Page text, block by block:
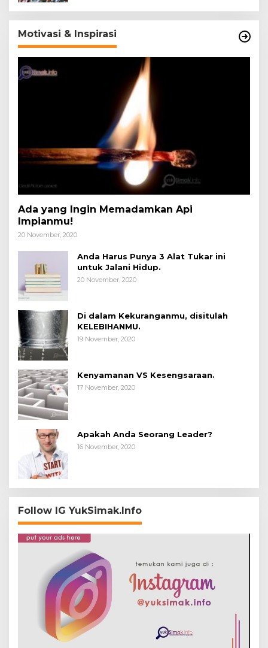
Motivasi & Inspirasi
Ada yang Ingin Memadamkan Api
Impianmu!
20 November, 2020
Anda Harus Punya 3 Alat Tukar ini
untuk Jalani Hidup.
20 November, 2020
Di dalam Kekuranganmu, disitulah
KELEBIHANMU.
19 November, 2020
Kenyamanan VS Kesengsaraan.
17 November, 2020
Apakah Anda Seorang Leader?
16 November, 2020
Follow IG YukSimak.Info